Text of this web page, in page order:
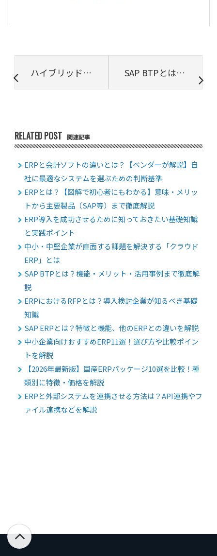
ハイブリッドクラウドとは？メリットやデメリット、活用事例を解説 SAP BTPとは？機能・メリット・活用事例まで徹底解説
RELATED POST 関連記事
ERPと会計ソフトの違いとは？【ベンダーが解説】自
社に最適なシステムを選ぶための判断基準
ERPとは？【図解で初心者にもわかる】意味・メリッ
トから主要製品（SAP等）まで徹底解説
ERP導入を成功させるために知っておきたい基礎知識
と実践ポイント
中小・中堅企業が直面する課題を解決する「クラウド
ERP」とは
SAP BTPとは？機能・メリット・活用事例まで徹底解
説
ERPにおけるRFPとは？導入検討企業が知るべき基礎
知識
SAP ERPとは？特徴と機能、他のERPとの違いを解説
中小企業向けおすすめERP11選！選び方や比較ポイン
トを解説
【2026年最新版】国産ERPパッケージ10選を比較！種
類別に特徴・価格を解説
ERPと外部システムを連携させる方法は？API連携やフ
ァイル連携などを解説